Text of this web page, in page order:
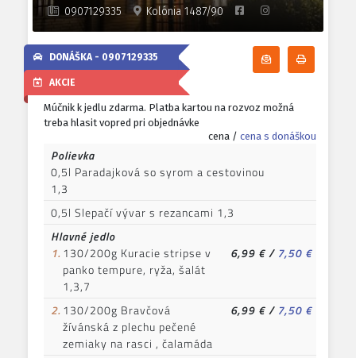
0907129335 Kolónia 1487/90
Odoberať
DONÁŠKA - 0907129335
AKCIE
Múčnik k jedlu zdarma. Platba kartou na rozvoz možná
treba hlasit vopred pri objednávke
cena / cena s donáškou
Polievka
0,5l Paradajková so syrom a cestovinou
1,3
0,5l Slepačí vývar s rezancami 1,3
Hlavné jedlo
1. 130/200g Kuracie stripse v
panko tempure, ryža, šalát
1,3,7
6,99 €/ 7,50 €
2. 130/200g Bravčová
žívánská z plechu pečené
zemiaky na rasci , čalamáda
6,99 €/ 7,50 €